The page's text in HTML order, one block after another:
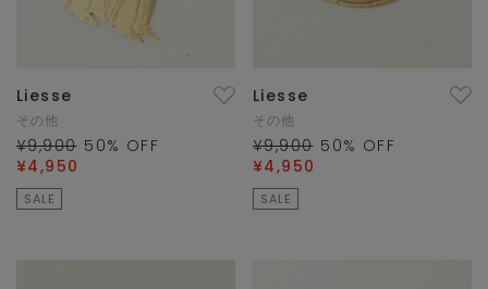
Liesse
その他
¥9,900 50% OFF
¥4,950
SALE
Liesse
その他
¥9,900 50% OFF
¥4,950
SALE